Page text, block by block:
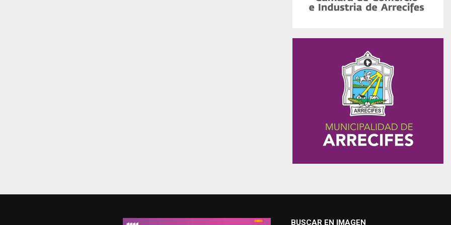
BUSCAR EN IMAGEN